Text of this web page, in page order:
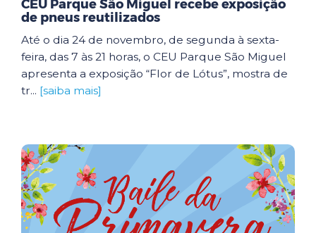
CEU Parque São Miguel recebe exposição
de pneus reutilizados
Até o dia 24 de novembro, de segunda à sexta-
feira, das 7 às 21 horas, o CEU Parque São Miguel
apresenta a exposição “Flor de Lótus”, mostra de
tr... [saiba mais]